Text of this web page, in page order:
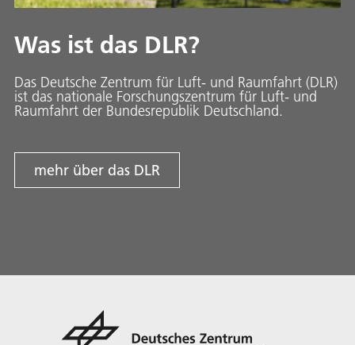
Was ist das DLR?
Das Deutsche Zentrum für Luft- und Raumfahrt (DLR)
ist das nationale Forschungszentrum für Luft- und
Raumfahrt der Bundesrepublik Deutschland.
mehr über das DLR